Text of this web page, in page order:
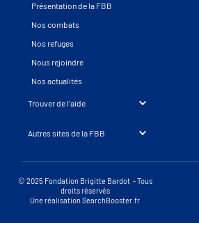
Présentation de la FBB
Nos combats
Nos refuges
Nous rejoindre
Nos actualités
Trouver de l’aide
Autres sites de la FBB
© 2025 Fondation Brigitte Bardot - Tous
droits réservés
Une réalisation SearchBooster.fr